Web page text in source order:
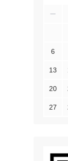
一
6
13
20
27